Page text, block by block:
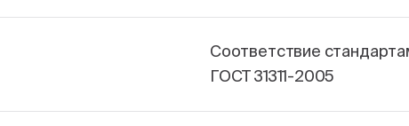
Соответствие
ГОСТ 31311-2005